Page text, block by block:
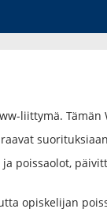
liittymä. Tämän
poissaolot,
opiskelijan